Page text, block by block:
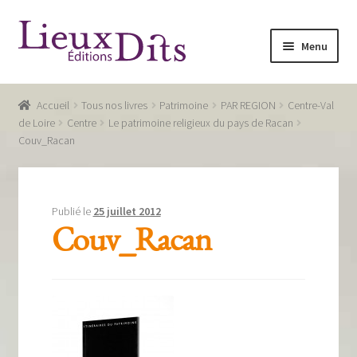
Aller
à
navigation
Aller
au
Menu
Accueil
Commande
Mentions légales / Données personnelles
Recevoir notre newsletter
Accueil Tous nos livres Patrimoine PAR REGION
Centre-Val
de Loire
Centre
Le patrimoine religieux du pays de Racan
Couv_Racan
Publié le 25 juillet 2012
Couv_Racan